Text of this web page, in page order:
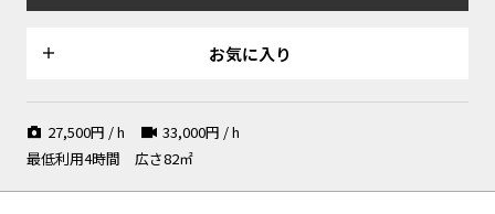
お気に入り
27,500円 / h 33,000円 / h
最低利用4時間
広さ82㎡